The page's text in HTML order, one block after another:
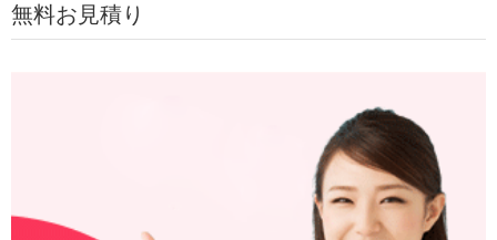
無料お見積り